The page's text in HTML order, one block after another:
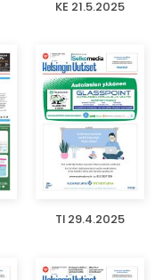
KE 21.5.2025
TI 29.4.2025